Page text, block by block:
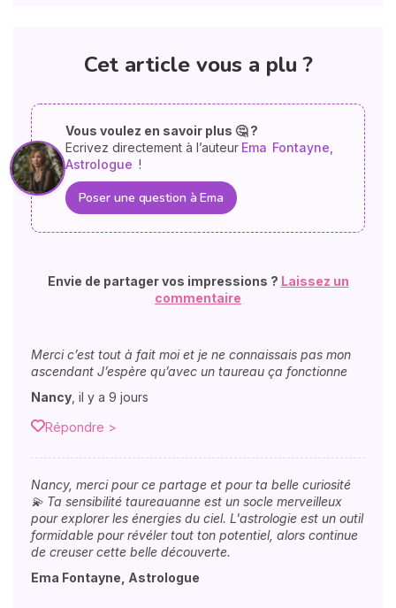
Cet article vous a plu ?
Vous voulez en savoir plus 🤔 ?
Ecrivez directement à l’auteur Ema Fontayne,
Astrologue !
Poser une question à Ema
Envie de partager vos impressions ? Laissez un
commentaire
Merci c’est tout à fait moi et je ne connaissais pas mon
ascendant J’espère qu’avec un taureau ça fonctionne
Nancy il y a 9 jours
Répondre >
Nancy, merci pour ce partage et pour ta belle curiosité
💫 Ta sensibilité taureauanne est un socle merveilleux
pour explorer les énergies du ciel. L'astrologie est un outil
formidable pour révéler tout ton potentiel, alors continue
de creuser cette belle découverte.
Ema Fontayne, Astrologue